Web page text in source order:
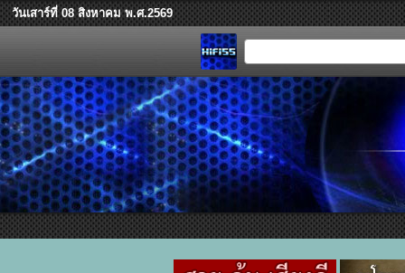
วันเสาร์ที่ 08 สิงหาคม พ.ศ.2569